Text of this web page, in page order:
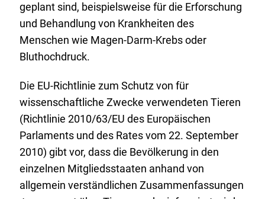
geplant sind, beispielsweise für die Erforschung
und Behandlung von Krankheiten des
Menschen wie Magen-Darm-Krebs oder
Bluthochdruck.
Die EU-Richtlinie zum Schutz von für
wissenschaftliche Zwecke verwendeten Tieren
(Richtlinie 2010/63/EU des Europäischen
Parlaments und des Rates vom 22. September
2010) gibt vor, dass die Bevölkerung in den
einzelnen Mitgliedsstaaten anhand von
allgemein verständlichen Zusammenfassungen